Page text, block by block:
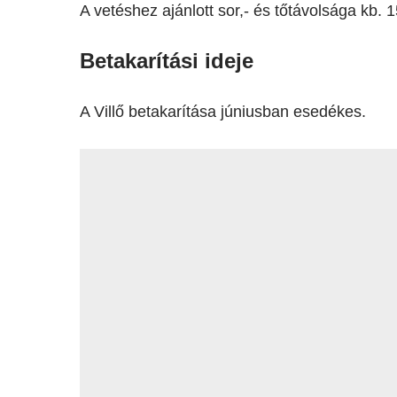
A vetéshez ajánlott sor,- és tőtávolsága kb.
Betakarítási ideje
A Villő betakarítása júniusban esedékes.